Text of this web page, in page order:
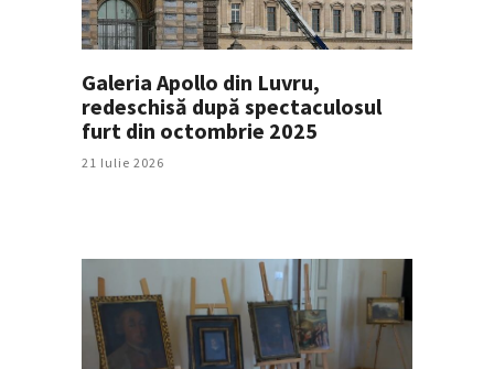
Galeria Apollo din Luvru,
redeschisă după spectaculosul
furt din octombrie 2025
21 Iulie 2026